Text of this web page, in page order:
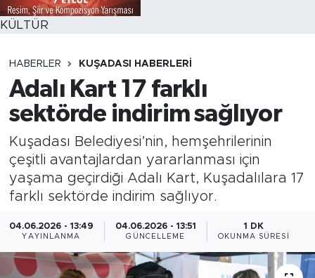
KÜLTÜR
HABERLER KUŞADASI HABERLERI
Adalı Kart 17 farklı
sektörde indirim sağlıyor
Kuşadası Belediyesi’nin, hemşehrilerinin
çeşitli avantajlardan yararlanması için
yaşama geçirdiği Adalı Kart, Kuşadalılara 17
farklı sektörde indirim sağlıyor.
04.06.2026 - 13:49
YAYINLANMA
04.06.2026 - 13:51
GÜNCELLEME
1 DK
OKUNMA SÜRESI